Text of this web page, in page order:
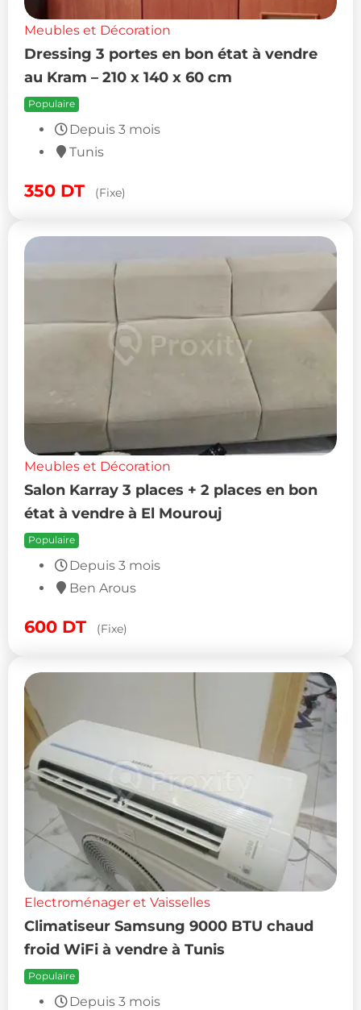
Meubles et Décoration
Dressing 3 portes en bon état à vendre
au Kram – 210 x 140 x 60 cm
Populaire
Depuis 3 mois
Tunis
350 DT (Fixe)
Meubles et Décoration
Salon Karray 3 places + 2 places en bon
état à vendre à El Mourouj
Populaire
Depuis 3 mois
Ben Arous
600 DT (Fixe)
Electroménager et Vaisselles
Climatiseur Samsung 9000 BTU chaud
froid WiFi à vendre à Tunis
Populaire
Depuis 3 mois